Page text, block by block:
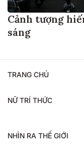
Cảnh tượng
sáng
TRANG CHỦ
NỮ TRÍ THỨC
NHÌN RA THẾ GIỚI